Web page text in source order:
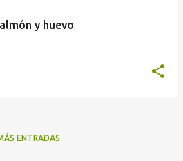
y huevo
ENTRADAS